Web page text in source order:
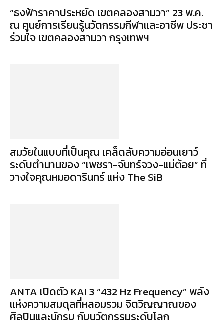
“ธงฟ้าราคาประหยัด เขตคลองสามวา” 23 พ.ค.
ณ ศูนย์การเรียนรู้นวัตกรรมกีฬาและอาชีพ ประชา
ร่วมใจ เขตคลองสามวา กรุงเทพฯ
สมวัยในแบบที่เป็นคุณ เคล็ดลับความอ่อนเยาว์
ระดับตำนานของ “เพชรา-จันทร์จวง-แม่ต้อย” ที่
วางใจคุณหมอดารินทร์ แห่ง The SiB
ANTA เปิดตัว KAI 3 “432 Hz Frequency” พลัง
แห่งความสมดุลที่หลอมรวม จิตวิญญาณของ
ศิลปินและนักรบ กับนวัตกรรมระดับโลก